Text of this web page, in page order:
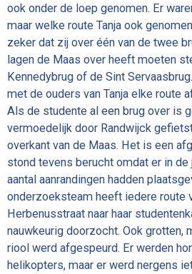
ook onder de loep genomen. Er
maar welke route Tanja ook
zeker dat zij over één van de twee
lagen de Maas over heeft moeten
Kennedybrug of de Sint
met de ouders van Tanja elke route
Als de studente al een brug over is
vermoedelijk door Randwijck
overkant van de Maas. Het is een
stond tevens berucht omdat er in de
aantal aanrandingen hadden
onderzoeksteam heeft iedere route
Herbenusstraat naar haar
nauwkeurig doorzocht. Ook grotten,
riool werd afgespeurd. Er werden
helikopters, maar er werd nergens